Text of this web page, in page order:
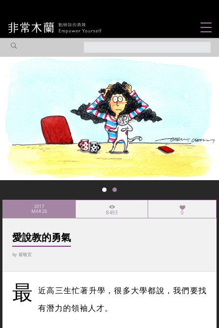
焦點企劃
社會企業
認識我們
2017
MAR 28 8493 0
愛說教的勇氣
by 翟敬宜
最 近高三生忙著升學，很多大學都說，我們要找
有潛力的領袖人才。